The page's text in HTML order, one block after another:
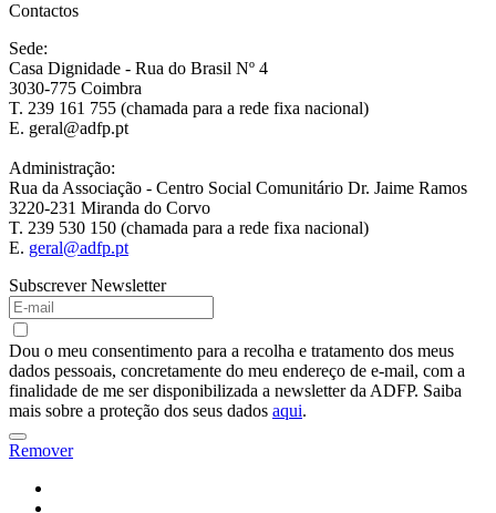
Contactos
Sede:
Casa Dignidade - Rua do Brasil Nº 4
3030-775 Coimbra
T. 239 161 755 (chamada para a rede fixa nacional)
E. geral@adfp.pt
Administração:
Rua da Associação - Centro Social Comunitário Dr. Jaime Ramos
3220-231 Miranda do Corvo
T. 239 530 150 (chamada para a rede fixa nacional)
E. geral@adfp.pt
Subscrever Newsletter
Dou o meu consentimento para a recolha e tratamento dos meus
dados pessoais, concretamente do meu endereço de e-mail, com a
finalidade de me ser disponibilizada a newsletter da ADFP. Saiba
mais sobre a proteção dos seus dados aqui.
Remover